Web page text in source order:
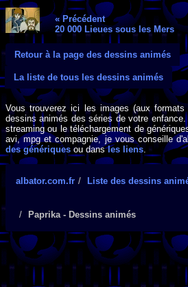
« Précédent
20 000 Lieues sous les Mers
Retour à la page des dessins animés
La liste de tous les dessins animés
Vous trouverez ici les images (aux
dessins animés des séries de votre
streaming ou le téléchargement de
avi, mpg et compagnie, je vous conseille
des génériques ou dansles liens.
albator.com.fr Liste des dessins
Paprika - Dessins animés